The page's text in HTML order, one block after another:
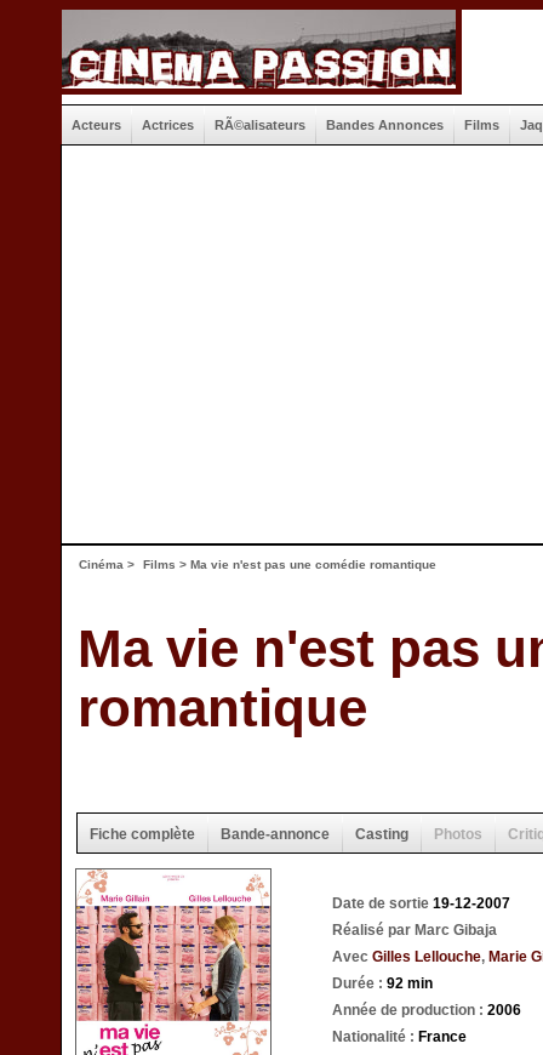
Acteurs Actrices RÃ©alisateurs Bandes Annonces Films
Cinéma > Films > Ma vie n'est pas une comédie romantique
Ma vie n'est pas
romantique
Fiche complète Bande-annonce Casting Photos
Date de sortie 19-12-2007
Réalisé par Marc Gibaja
Avec Gilles Lellouche, Marie
Durée : 92 min
Année de production : 2006
Nationalité : France